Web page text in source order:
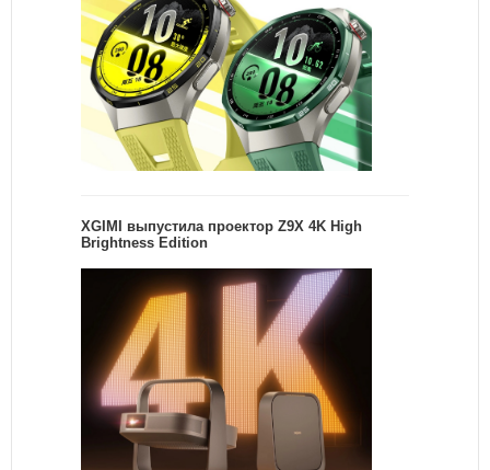
XGIMI выпустила проектор Z9X 4K High
Brightness Edition